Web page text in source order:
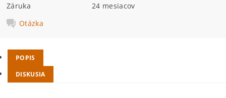
Záruka
24 mesiacov
Otázka
POPIS
DISKUSIA